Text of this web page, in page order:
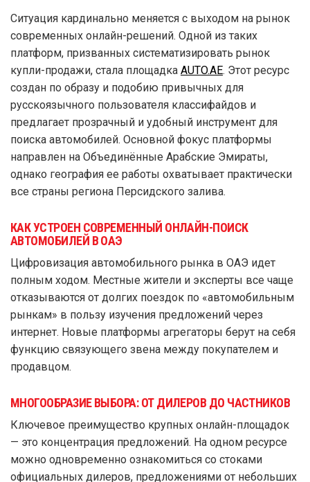
Ситуация кардинально меняется с выходом на рынок
современных онлайн-решений. Одной из таких
платформ, призванных систематизировать рынок
купли-продажи, стала площадка AUTO.AE. Этот ресурс
создан по образу и подобию привычных для
русскоязычного пользователя классифайдов и
предлагает прозрачный и удобный инструмент для
поиска автомобилей. Основной фокус платформы
направлен на Объединённые Арабские Эмираты,
однако география ее работы охватывает практически
все страны региона Персидского залива.
КАК УСТРОЕН СОВРЕМЕННЫЙ ОНЛАЙН-ПОИСК
АВТОМОБИЛЕЙ В ОАЭ
Цифровизация автомобильного рынка в ОАЭ идет
полным ходом. Местные жители и эксперты все чаще
отказываются от долгих поездок по «автомобильным
рынкам» в пользу изучения предложений через
интернет. Новые платформы агрегаторы берут на себя
функцию связующего звена между покупателем и
продавцом.
МНОГООБРАЗИЕ ВЫБОРА: ОТ ДИЛЕРОВ ДО ЧАСТНИКОВ
Ключевое преимущество крупных онлайн-площадок
— это концентрация предложений. На одном ресурсе
можно одновременно ознакомиться со стоками
официальных дилеров, предложениями от небольших